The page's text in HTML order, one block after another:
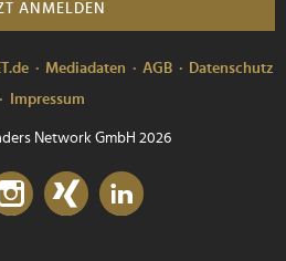
ANMELDEN
Mediadaten AGB
Datenschutz
Impressum
Network GmbH 2026